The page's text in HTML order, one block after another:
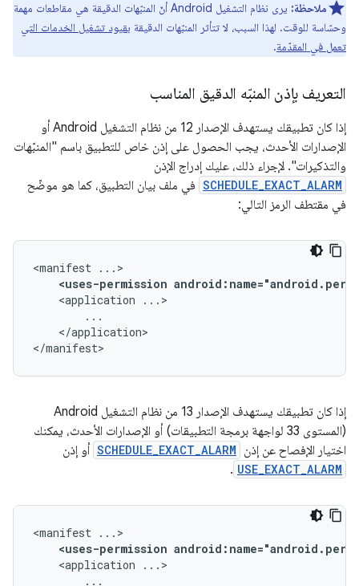
ملاحظة:
يرى نظام التشغيل Android أنّ المنبّهات الدقيقة هي مقاطعات مهمة
وحسّاسة للوقت. لهذا السبب، لا تتأثر المنبّهات الدقيقة بقيود تشغيل الخدمات التي
تعمل في المقدّمة.
التعريف بإذن المنبّه الدقيق المناسب
إذا كان تطبيقك يستهدف الإصدار 12 من نظام التشغيل Android أو
الإصدارات الأحدث، يجب الحصول على إذن خاص للتطبيق باسم "المنبّهات
والتذكيرات". لإجراء ذلك، عليك إدراج الإذن
SCHEDULE_EXACT_ALARM في ملف بيان التطبيق، كما هو موضّح
في مقتطف الرمز التالي:
<manifest
<uses-permission
<application
</application>
</manifest>
إذا كان تطبيقك يستهدف الإصدار 13 من نظام التشغيل Android
(المستوى 33 لواجهة برمجة التطبيقات) أو الإصدارات الأحدث، يمكنك
اختيار الإفصاح عن إذن SCHEDULE_EXACT_ALARM أو إذن
USE_EXACT_ALARM
.
<manifest
<uses-permission
<application